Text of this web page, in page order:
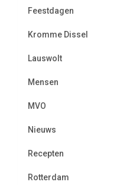
Feestdagen
Kromme Dissel
Lauswolt
Mensen
MVO
Nieuws
Recepten
Rotterdam